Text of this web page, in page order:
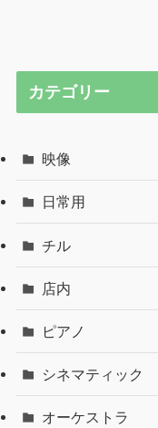
カテゴリー
映像
日常用
チル
店内
ピアノ
シネマティック
オーケストラ